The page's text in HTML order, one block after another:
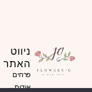
ניווט
האתר
פרחים
אודות